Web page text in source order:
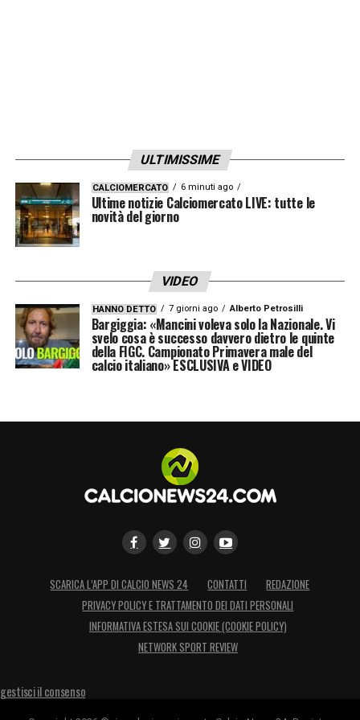
ULTIMISSIME
CALCIOMERCATO 6 minuti ago
Ultime notizie Calciomercato LIVE: tutte le
novità del giorno
VIDEO
HANNO DETTO 7 giorni ago Alberto Petrosilli
Bargiggia: «Mancini voleva solo la Nazionale. Vi
svelo cosa è successo davvero dietro le quinte
della FIGC. Campionato Primavera male del
calcio italiano» ESCLUSIVA e VIDEO
SCARICA L’APP DI CALCIO NEWS 24 CONTATTI
REDAZIONE
PRIVACY POLICY E TRATTAMENTO DEI DATI PERSONALI
INFORMATIVA ESTESA SUI COOKIE (COOKIE POLICY)
NETWORK SPORT REVIEW
gestisci il consenso